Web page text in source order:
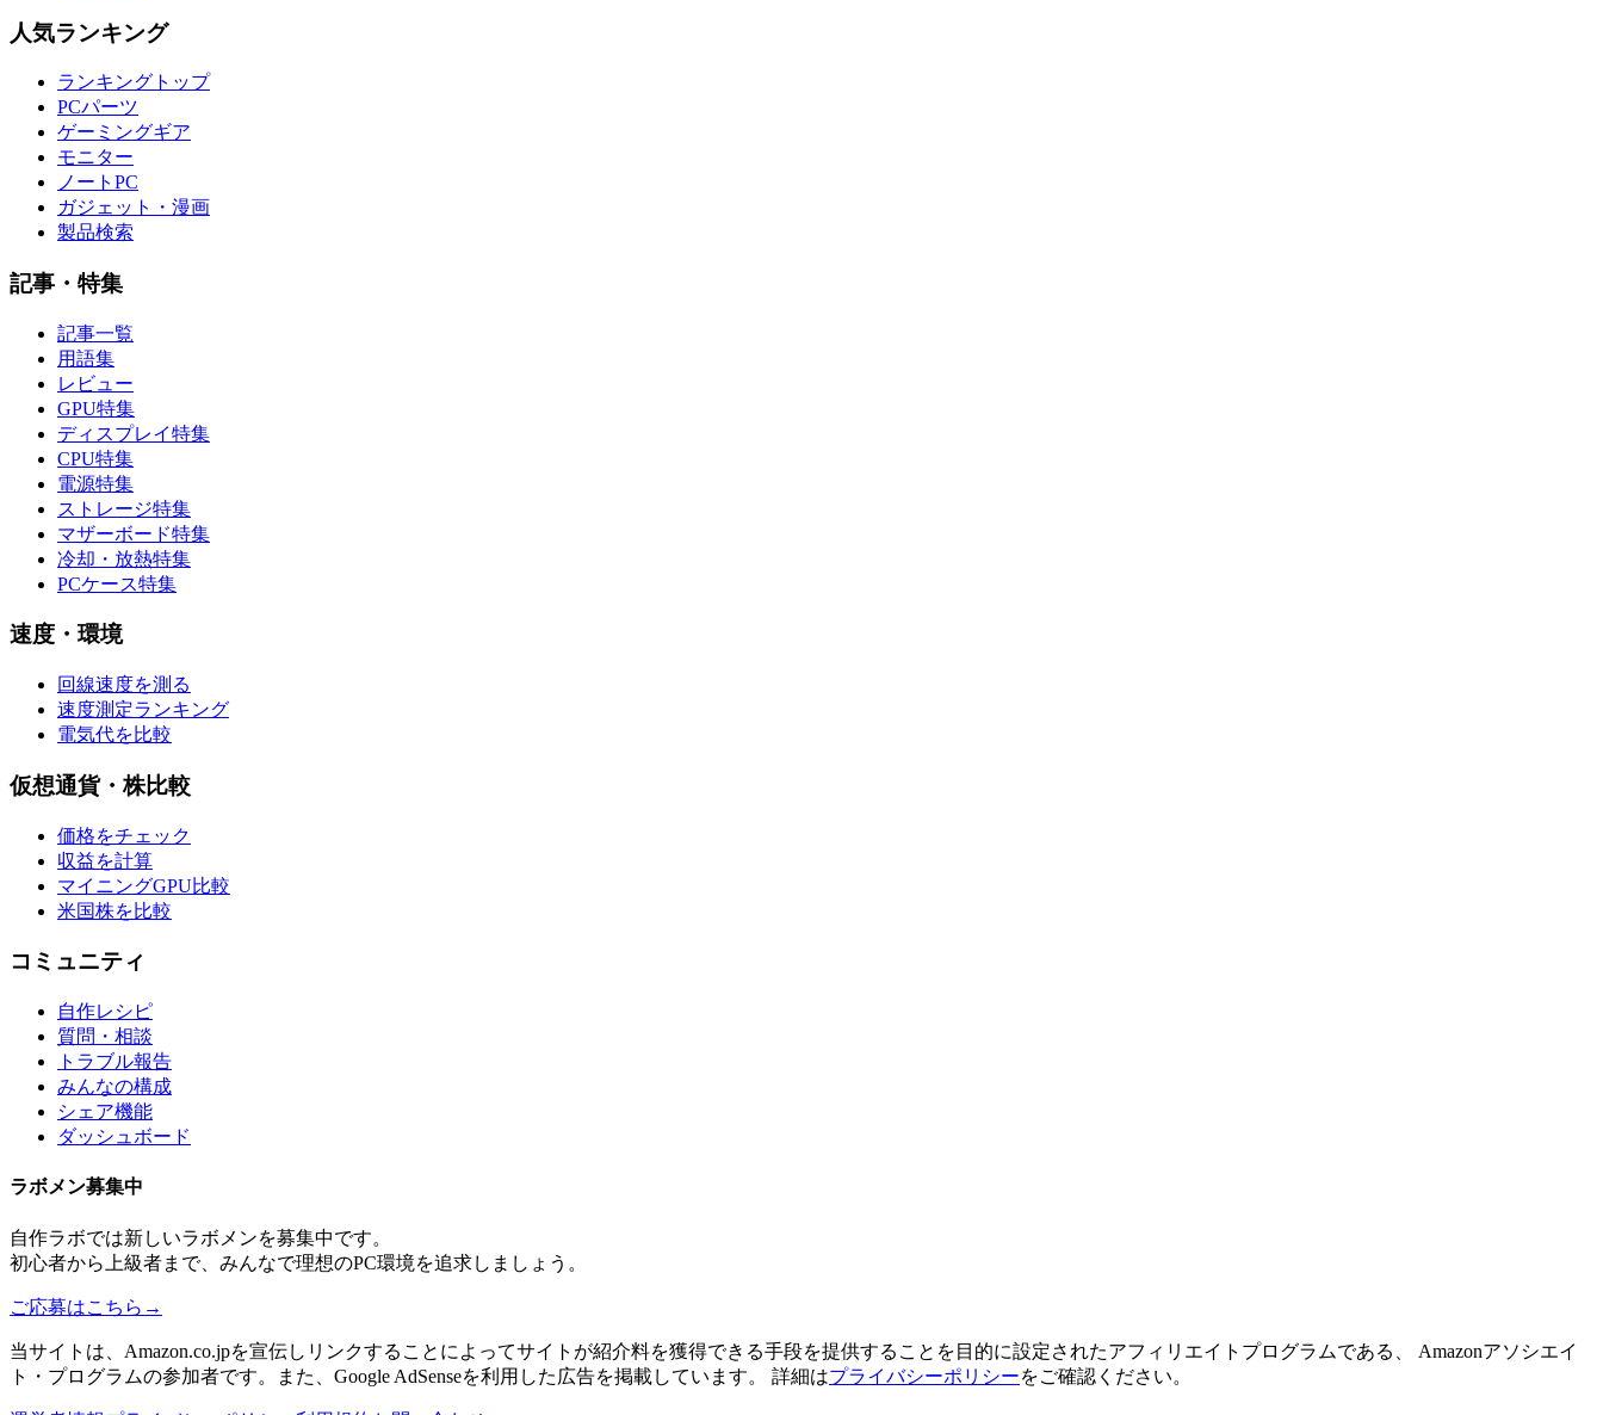
人気ランキング
ランキングトップ
PCパーツ
ゲーミングギア
モニター
ノートPC
ガジェット・漫画
製品検索
記事・特集
記事一覧
用語集
レビュー
GPU特集
ディスプレイ特集
CPU特集
電源特集
ストレージ特集
マザーボード特集
冷却・放熱特集
PCケース特集
速度・環境
回線速度を測る
速度測定ランキング
電気代を比較
仮想通貨・株比較
価格をチェック
収益を計算
マイニングGPU比較
米国株を比較
コミュニティ
自作レシピ
質問・相談
トラブル報告
みんなの構成
シェア機能
ダッシュボード
ラボメン募集中
自作ラボでは新しいラボメンを募集中です。
初心者から上級者まで、みんなで理想のPC環境を追求しましょう。
ご応募はこちら →
当サイトは、Amazon.co.jpを宣伝しリンクすることによってサイトが紹介料を獲得できる手段を提供することを目的に設定されたアフィリエイトプログラムである、 Amazonアソシエイ
ト・プログラムの参加者です。また、Google AdSenseを利用した広告を掲載しています。 詳細はプライバシーポリシーをご確認ください。